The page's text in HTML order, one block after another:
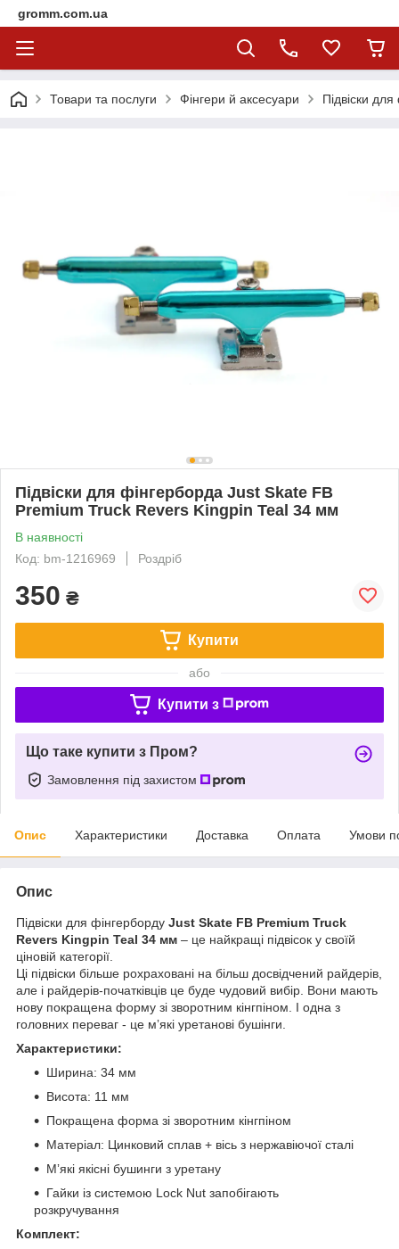
gromm.com.ua
Товари та послуги Фінгери й аксесуари Підвіски
Підвіски для фінгерборда Just Skate FB
Premium Truck Revers Kingpin Teal 34 мм
В наявності
Код: bm-1216969
Роздріб
350 ₴
Купити
або
Купити з
Що таке купити з Пром?
Замовлення під захистом
Опис Характеристики Доставка Оплата Умови
Опис
Підвіски для фінгерборду Just Skate FB Premium Truck
Revers Kingpin Teal 34 мм – це найкращі підвісок у своїй
ціновій категорії.
Ці підвіски більше рохраховані на більш досвідчений райдерів,
але і райдерів-початківців це буде чудовий вибір. Вони мають
нову покращена форму зі зворотним кінгпіном. І одна з
головних переваг - це мʼякі уретанові бушінги.
Характеристики:
Ширина: 34 мм
Висота: 11 мм
Покращена форма зі зворотним кінгпіном
Матеріал: Цинковий сплав + вісь з нержавіючої сталі
Мʼякі якісні бушинги з уретану
Гайки із системою Lock Nut запобігають
розкручування
Комплект: